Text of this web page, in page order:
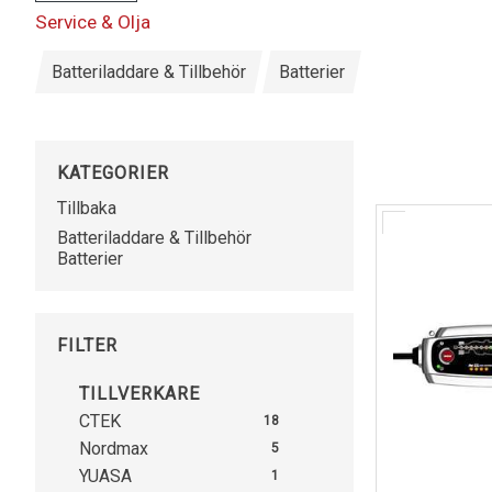
Har ditt batteri redan gått sönder, batteriet går inte att
Service & Olja
Batteriladdare & Tillbehör Batterier
KATEGORIER
Tillbaka
Batteriladdare & Tillbehör
Batterier
FILTER
TILLVERKARE
CTEK
18
Nordmax 5
YUASA 1